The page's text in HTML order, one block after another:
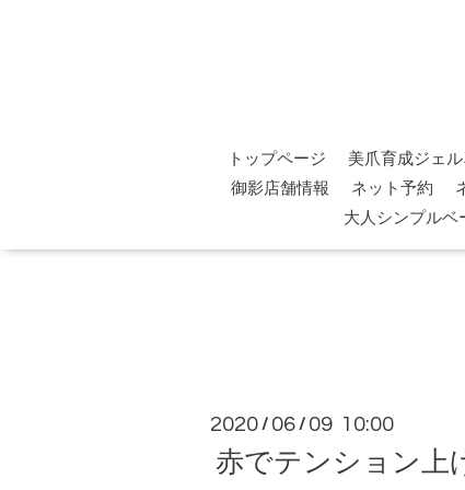
トップページ 美爪育成ジェ
御影店舗情報
ネット予約
大人シンプルベ
2020 / 06 / 09 10:00
赤でテンション上